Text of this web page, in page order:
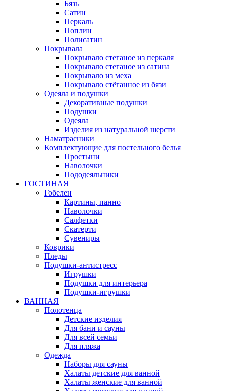
Бязь
Сатин
Перкаль
Поплин
Полисатин
Покрывала
Покрывало стеганое из перкаля
Покрывало стеганое из сатина
Покрывало из меха
Покрывало стёганное из бязи
Одеяла и подушки
Декоративные подушки
Подушки
Одеяла
Изделия из натуральной шерсти
Наматраcники
Комплектующие для постельного белья
Простыни
Наволочки
Пододеяльники
ГОСТИНАЯ
Гобелен
Картины, панно
Наволочки
Салфетки
Скатерти
Сувениры
Коврики
Пледы
Подушки-антистресс
Игрушки
Подушки для интерьера
Подушки-игрушки
ВАННАЯ
Полотенца
Детские изделия
Для бани и сауны
Для всей семьи
Для пляжа
Одежда
Наборы для сауны
Халаты детские для ванной
Халаты женские для ванной